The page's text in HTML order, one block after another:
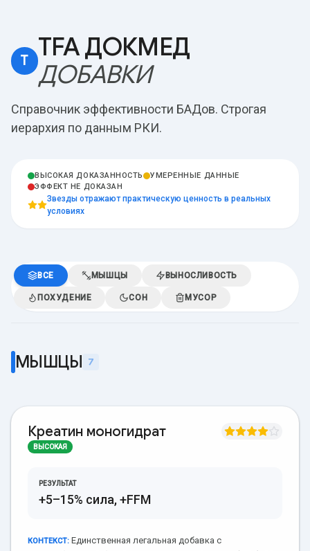
T TFA ДОКМЕД
ДОБАВКИ
Справочник эффективности БАДов. Строгая
иерархия по данным РКИ.
ВЫСОКАЯ ДОКАЗАННОСТЬ
УМЕРЕННЫЕ ДАННЫЕ
ЭФФЕКТ НЕ ДОКАЗАН
Звезды отражают практическую ценность в реальных
условиях
ВСЕ МЫШЦЫ ВЫНОСЛИВОСТЬ
ПОХУДЕНИЕ СОН МУСОР
МЫШЦЫ 7
Креатин моногидрат
ВЫСОКАЯ
РЕЗУЛЬТАТ
+5–15% сила, +FFM
КОНТЕКСТ: Единственная легальная добавка с